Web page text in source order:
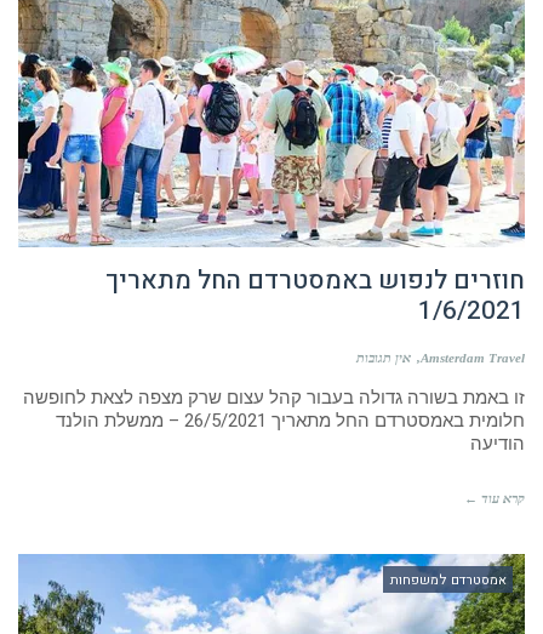
חוזרים לנפוש באמסטרדם החל מתאריך
1/6/2021
Amsterdam Travel אין תגובות
זו באמת בשורה גדולה בעבור קהל עצום שרק מצפה לצאת לחופשה
חלומית באמסטרדם החל מתאריך 26/5/2021 – ממשלת הולנד
הודיעה
קרא עוד ←
אמסטרדם למשפחות